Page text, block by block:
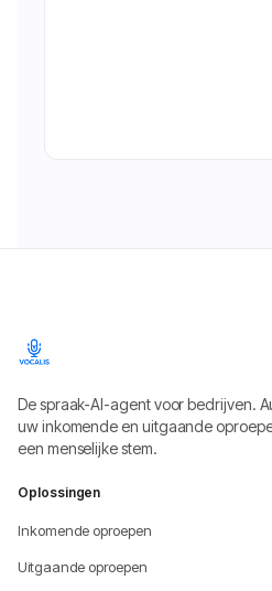
De spraak-AI-agent voor bedrijven.
uw inkomende en uitgaande
een menselijke stem.
Oplossingen
Inkomende oproepen
Uitgaande oproepen